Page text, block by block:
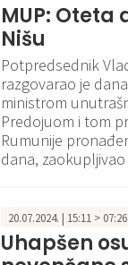
MUP:
Nišu
Potpredsednik
razgovarao je
ministrom
Predojuom i tom
Rumunije
dana,
20.07.2024. | 15:11 > 07:26
Uhapšen